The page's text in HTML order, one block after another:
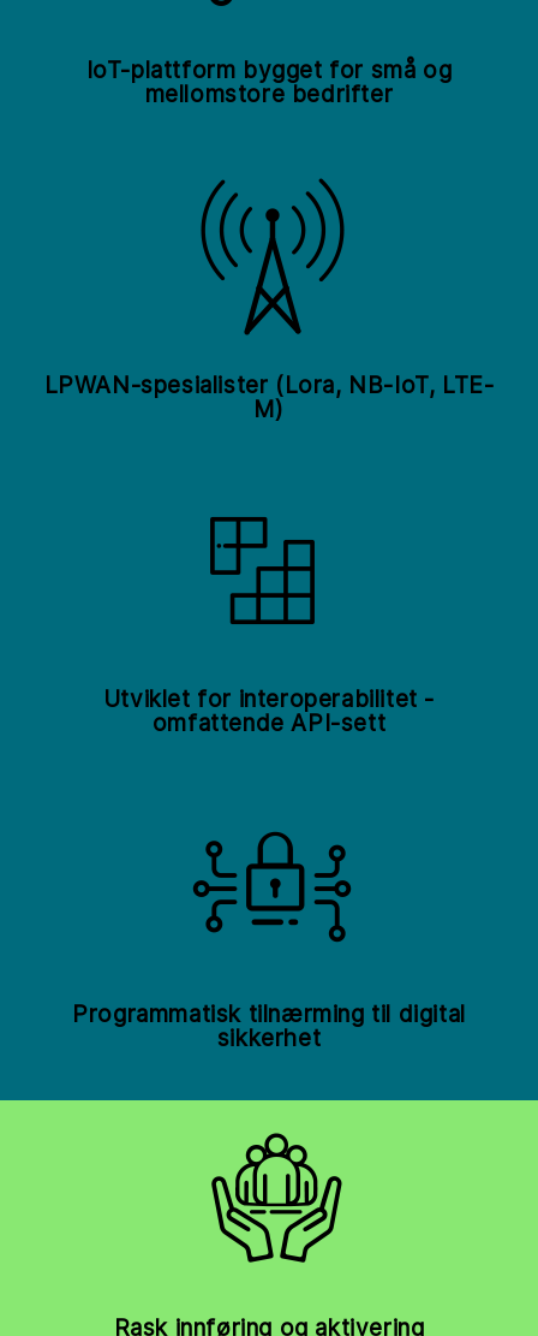
IoT-plattform bygget for små og
mellomstore bedrifter
LPWAN-spesialister (Lora, NB-IoT, LTE-
M)
Utviklet for interoperabilitet -
omfattende API-sett
Programmatisk tilnærming til digital
sikkerhet
Rask innføring og aktivering